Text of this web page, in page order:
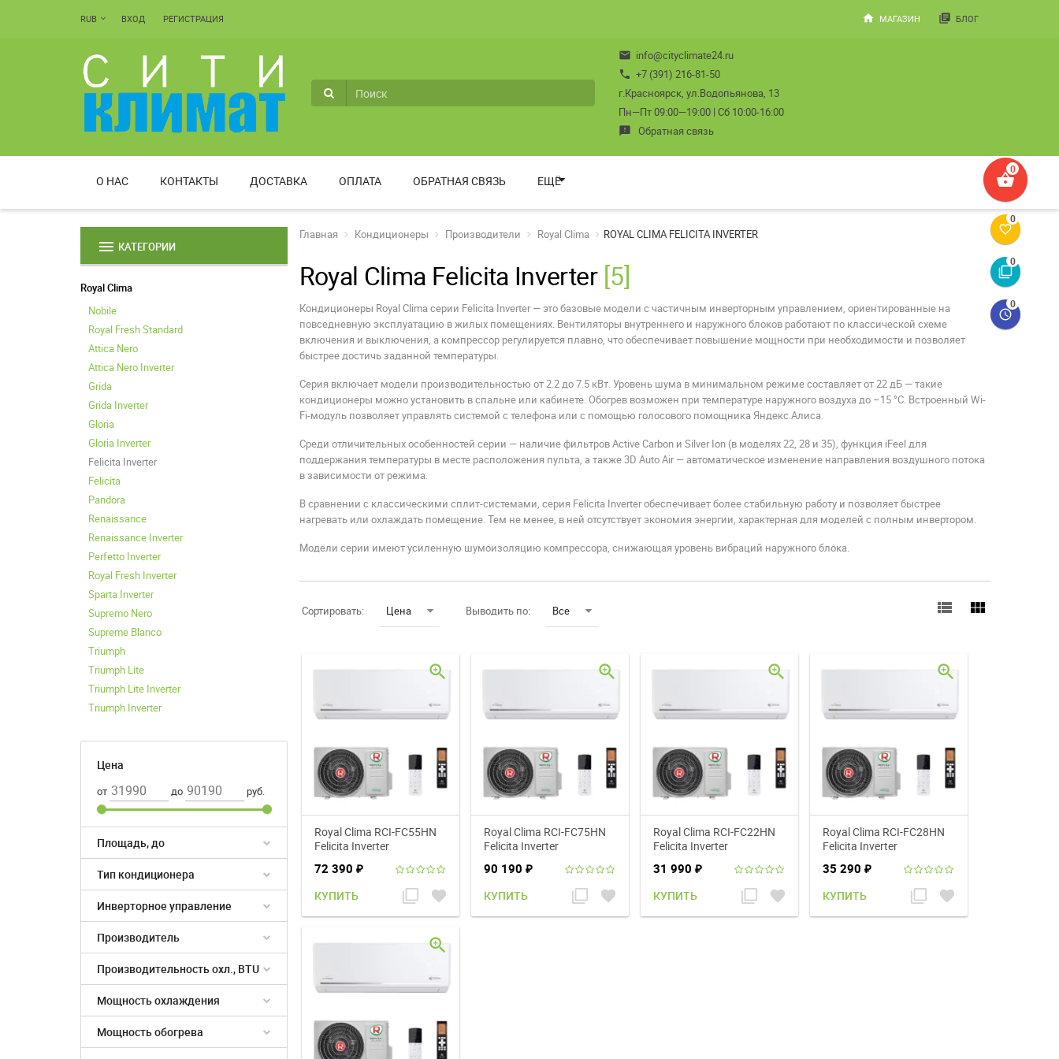
RUB ВХОД РЕГИСТРАЦИЯ home МАГАЗИН library_books БЛОГ
mail info@cityclimate24.ru
phone +7 (391) 216-81-50
г.Красноярск, ул.Водопьянова, 13
Пн—Пт 09:00—19:00 | Сб 10:00-16:00
feedback Обратная связь
О НАС КОНТАКТЫ ДОСТАВКА ОПЛАТА ОБРАТНАЯ СВЯЗЬ ЕЩЁ shopping_basket
favorite_border
filter_none
access_time
menu КАТЕГОРИИ
Royal Clima
Nobile
Royal Fresh Standard
Attica Nero
Attica Nero Inverter
Grida
Grida Inverter
Gloria
Gloria Inverter
Felicita Inverter
Felicita
Pandora
Renaissance
Renaissance Inverter
Perfetto Inverter
Royal Fresh Inverter
Sparta Inverter
Supremo Nero
Supreme Blanco
Triumph
Triumph Lite
Triumph Lite Inverter
Triumph Inverter
Цена
от до руб.
Площадь, до
Тип кондиционера
Инверторное управление
Производитель
Производительность охл., BTU
Мощность охлаждения
Мощность обогрева
Главная Кондиционеры Производители Royal Clima ROYAL CLIMA FELICITA INVERTER
Royal Clima Felicita Inverter[5]
Кондиционеры Royal Clima серии Felicita Inverter — это базовые модели с частичным инверторным управлением, ориентированные на
повседневную эксплуатацию в жилых помещениях. Вентиляторы внутреннего и наружного блоков работают по классической схеме
включения и выключения, а компрессор регулируется плавно, что обеспечивает повышение мощности при необходимости и позволяет
быстрее достичь заданной температуры.
Серия включает модели производительностью от 2.2 до 7.5 кВт. Уровень шума в минимальном режиме составляет от 22 дБ — такие
кондиционеры можно установить в спальне или кабинете. Обогрев возможен при температуре наружного воздуха до –15 °C. Встроенный Wi-
Fi-модуль позволяет управлять системой с телефона или с помощью голосового помощника Яндекс.Алиса.
Среди отличительных особенностей серии — наличие фильтров Active Carbon и Silver Ion (в моделях 22, 28 и 35), функция iFeel для
поддержания температуры в месте расположения пульта, а также 3D Auto Air — автоматическое изменение направления воздушного потока
в зависимости от режима.
В сравнении с классическими сплит-системами, серия Felicita Inverter обеспечивает более стабильную работу и позволяет быстрее
нагревать или охлаждать помещение. Тем не менее, в ней отсутствует экономия энергии, характерная для моделей с полным инвертором.
Модели серии имеют усиленную шумоизоляцию компрессора, снижающая уровень вибраций наружного блока.
Сортировать: Цена Выводить по: Все view_list view_module
Royal Clima RCI-FC55HN
Felicita Inverter
72 390 ₽
КУПИТЬ filter_none favorite
zoom_in
Royal Clima RCI-FC75HN
Felicita Inverter
90 190 ₽
КУПИТЬ filter_none favorite
zoom_in
Royal Clima RCI-FC22HN
Felicita Inverter
31 990 ₽
КУПИТЬ filter_none favorite
zoom_in
Royal Clima RCI-FC28HN
Felicita Inverter
35 290 ₽
КУПИТЬ filter_none favorite
zoom_in
zoom_in